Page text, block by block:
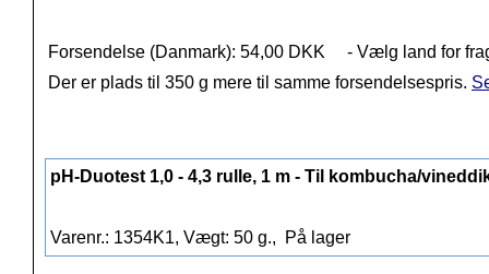
Forsendelse (Danmark): 54,00 DKK
- Vælg land for
Der er plads til 350 g mere til samme forsendelsespris.
pH-Duotest 1,0 - 4,3 rulle, 1 m - Til kombucha/
Varenr.: 1354K1, Vægt: 50 g., På lager